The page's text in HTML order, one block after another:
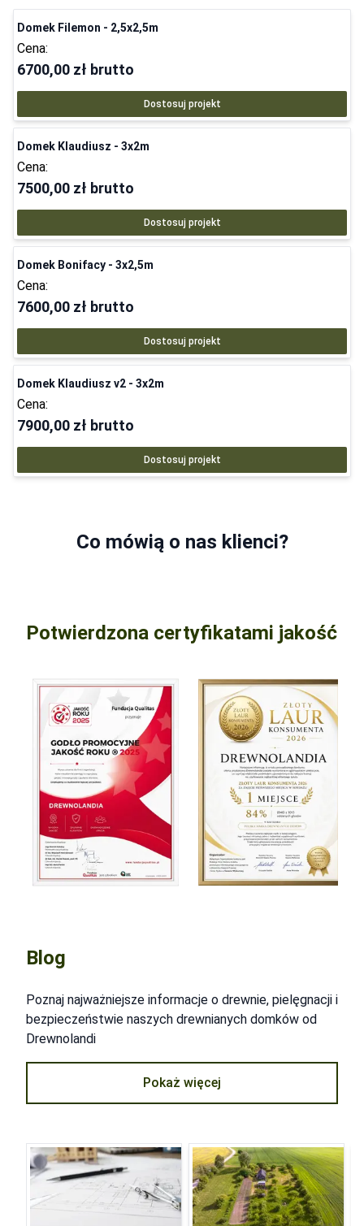
Domek Filemon - 2,5x2,5m
Cena:
6700,00 zł brutto
Dostosuj projekt
Domek Klaudiusz - 3x2m
Cena:
7500,00 zł brutto
Dostosuj projekt
Domek Bonifacy - 3x2,5m
Cena:
7600,00 zł brutto
Dostosuj projekt
Domek Klaudiusz v2 - 3x2m
Cena:
7900,00 zł brutto
Dostosuj projekt
Co mówią o nas klienci?
Potwierdzona certyfikatami jakość
Blog
Poznaj najważniejsze informacje o drewnie, pielęgnacji i
bezpieczeństwie naszych drewnianych domków od
Drewnolandi
Pokaż więcej